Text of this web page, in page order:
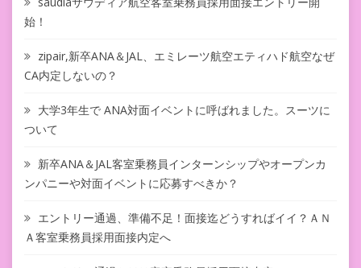
始！
zipair,新卒ANA＆JAL、エミレーツ航空エティハド航空なぜ
CA内定しないの？
大学3年生で ANA対面イベントに呼ばれました。スーツに
ついて
新卒ANA＆JAL客室乗務員インターンシップやオープンカ
ンパニーや対面イベントに応募すべきか？
エントリー通過、準備不足！面接迄どうすればイイ？ＡＮ
Ａ客室乗務員採用面接内定へ